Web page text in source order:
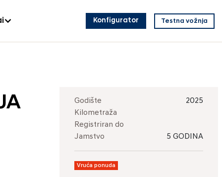
Konfigurator Testna vožnja
Godište
2025
Kilometraža
Registriran do
Jamstvo
5 GODINA
Vruća ponuda